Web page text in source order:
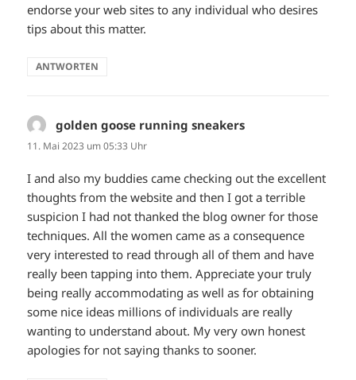
endorse your web sites to any individual who desires
tips about this matter.
ANTWORTEN
golden goose running sneakers
11. Mai 2023 um 05:33 Uhr
I and also my buddies came checking out the excellent
thoughts from the website and then I got a terrible
suspicion I had not thanked the blog owner for those
techniques. All the women came as a consequence
very interested to read through all of them and have
really been tapping into them. Appreciate your truly
being really accommodating as well as for obtaining
some nice ideas millions of individuals are really
wanting to understand about. My very own honest
apologies for not saying thanks to sooner.